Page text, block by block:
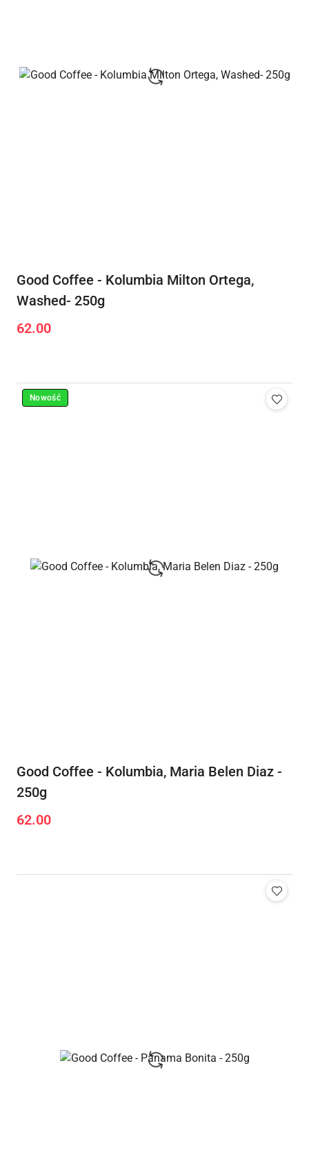
Good Coffee - Kolumbia Milton Ortega,
Washed- 250g
Cena:
62.00
Nowość
Good Coffee - Kolumbia, Maria Belen Diaz -
250g
Cena:
62.00